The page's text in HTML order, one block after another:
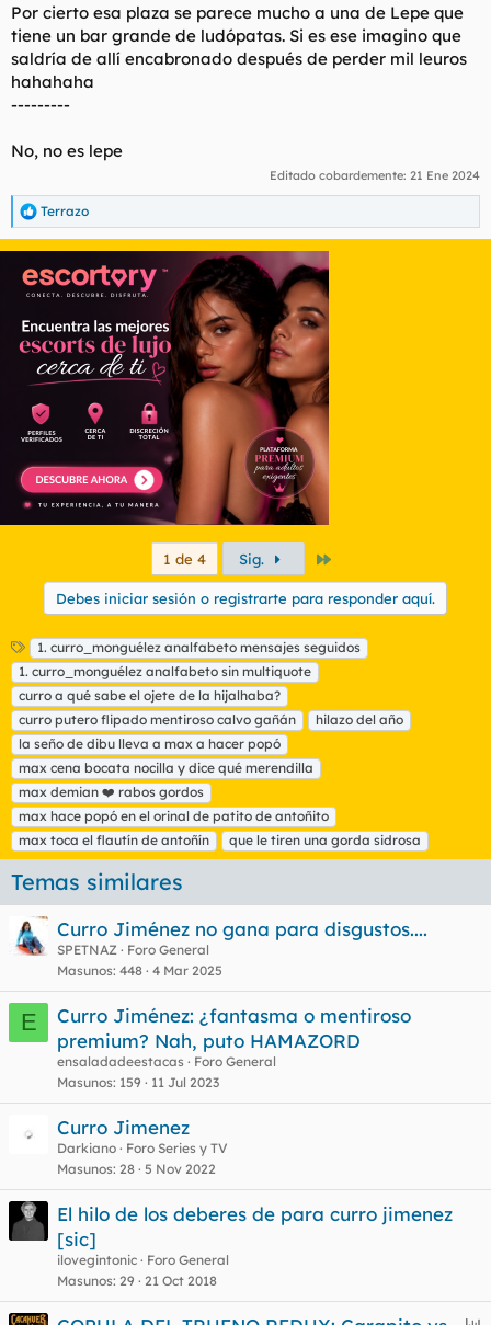
Por cierto esa plaza se parece mucho a una de Lepe que
tiene un bar grande de ludópatas. Si es ese imagino que
saldría de allí encabronado después de perder mil leuros
hahahaha
---------
No, no es lepe
Editado cobardemente: 21 Ene 2024
R
e
a
c
c
o
n
e
Terrazo
1 de 4 Sig.
Debes iniciar sesión o registrarte para responder aquí.
E
t
i
q
u
e
t
a
s
1. curro_monguélez analfabeto mensajes seguidos
1. curro_monguélez analfabeto sin multiquote
curro a qué sabe el ojete de la hijalhaba?
curro putero flipado mentiroso calvo gañán
hilazo del año
la seño de dibu lleva a max a hacer popó
max cena bocata nocilla y dice qué merendilla
max demian ❤️ rabos gordos
max hace popó en el orinal de patito de antoñito
max toca el flautín de antoñín
que le tiren una gorda sidrosa
Temas similares
Curro Jiménez no gana para disgustos....
SPETNAZ
Foro General
Masunos 448 4 Mar 2025
E
Curro Jiménez: ¿fantasma o mentiroso
premium? Nah, puto HAMAZORD
ensaladadeestacas
Foro General
Masunos 159 11 Jul 2023
Curro Jimenez
Darkiano
Foro Series y TV
Masunos 28 5 Nov 2022
El hilo de los deberes de para curro jimenez
[sic]
ilovegintonic
Foro General
Masunos 29 21 Oct 2018